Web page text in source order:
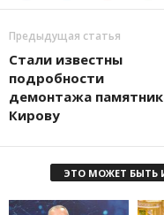
Предыдущая статья
Стали известны
подробности
демонтажа
Кирову
ЭТО МОЖЕТ БЫТЬ